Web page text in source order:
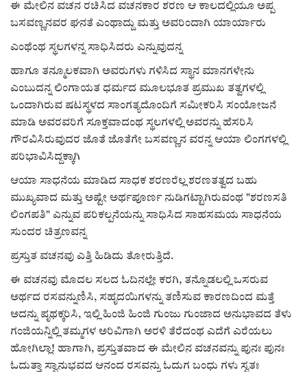
ಈ ಮೇಲಿನ ವಚನ ರಚಿಸಿದ ವಚನಕಾರ ಶರಣ ಆ ಕಾಲದಲ್ಲಿಯೂ ಅಪ್ಪ
ಬಸವಣ್ಣನವರ ಘನತೆ ಎಂಥಾದ್ದು ಮತ್ತು ಅವರಿಂದಾಗಿ ಯಾರ್ಯಾರು
ಎಂಥೆಂಥ ಸ್ಥಲಗಳನ್ನ ಸಾಧಿಸಿದರು ಎನ್ನುವುದನ್ನ
ಹಾಗೂ ತನ್ಮೂಲಕವಾಗಿ ಅವರುಗಳು ಗಳಿಸಿದ ಸ್ಥಾನ ಮಾನಗಳೇನು
ಎಂಬುದನ್ನ ಲಿಂಗಾಯತ ಧರ್ಮದ ಮೂಲಭೂತ ಪ್ರಮುಖ ತತ್ವಗಳಲ್ಲಿ
ಒಂದಾಗಿರುವ ಷಟಸ್ಥಳದ ಸಾಂಗತ್ಯದೊಂದಿಗೆ ಸಮೀಕರಿಸಿ ಸಂಯೋಜನೆ
ಮಾಡಿ ಅವರವರಿಗೆ ಸೂಕ್ತವಾದಂಥ ಸ್ಥಲಗಳಲ್ಲಿ ಅವರನ್ನು ಹೆಸರಿಸಿ
ಗೌರವಿಸಿರುವುದರ ಜೊತೆ ಜೊತೆಗೇ ಬಸವಣ್ಣನ ವರನ್ನ ಆಯಾ ಲಿಂಗಗಳಲ್ಲಿ
ಪರಿಭಾವಿಸಿದ್ದಕ್ಕಾಗಿ
ಆಯಾ ಸಾಧನೆಯ ಮಾಡಿದ ಸಾಧಕ ಶರಣರೆಲ್ಲ ಶರಣತತ್ವದ ಬಹು
ಮುಖ್ಯವಾದ ಮತ್ತು ಅಷ್ಟೇ ಅರ್ಥಪೂರ್ಣ ನುಡಿಗಟ್ಟಾಗಿರುವಂಥ "ಶರಣಸತಿ
ಲಿಂಗಪತಿ" ಎನ್ನುವ ಪರಿಕಲ್ಪನೆಯನ್ನು ಸಾಧಿಸಿದ ಸಾಹಸಮಯ ಸಾಧನೆಯ
ಸುಂದರ ಚಿತ್ರಣವನ್ನ
ಪ್ರಸ್ತುತ ವಚನವು ಎತ್ತಿ ಹಿಡಿದು ತೋರುತ್ತಿದೆ.
ಈ ವಚನವು ಮೊದಲ ಸಲದ ಓದಿನಲ್ಲೇ ಕರಗಿ, ತನ್ನೊಡಲಲ್ಲಿ ಒಸರುವ
ಅರ್ಥದ ರಸವನ್ನುಣಿಸಿ, ಸಹೃದಯಿಗಳನ್ನು ತಣಿಸುವ ಕಾರಣದಿಂದ ಮತ್ತೆ
ಅದನ್ನು ಪೃಥಕ್ಕರಿಸಿ, ಇಲ್ಲಿ ಹಿಂಜಿ ಹಿಂಜಿ ಗುಂಜು ಗುಂಜಾದ ಅನುಭಾವದ ತೆಳು
ಗಂಜಿಯನ್ನಿಲ್ಲಿ ತಮ್ಮಗಳ ಅರಿವಿಗಾಗಿ ಅರಳಿ ತೆರೆದಂಥ ಎದೆಗೆ ಎರೆಯಲು
ಹೋಗಿಲ್ಲಾ! ಹಾಗಾಗಿ, ಪ್ರಸ್ತುತವಾದ ಈ ಮೇಲಿನ ವಚನವನ್ನು ಪುನಃ ಪುನಃ
ಓದುತ್ತಾ ಸ್ವಾನುಭವದ ಆನಂದ ರಸವನ್ನು ಓದುಗ ಬಂಧು ಗಳು ಸ್ವತಃ